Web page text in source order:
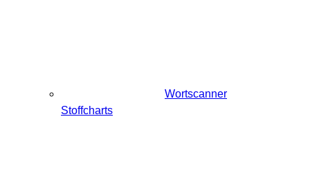
Wortscanner
Stoffcharts